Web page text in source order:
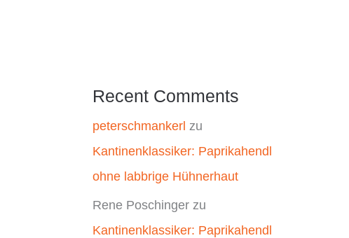
Recent Comments
peterschmankerl zu
Kantinenklassiker: Paprikahendl
ohne labbrige Hühnerhaut
Rene Poschinger zu
Kantinenklassiker: Paprikahendl